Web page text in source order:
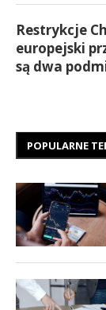
Restrykcje
europejski
są dwa
POPULARNE